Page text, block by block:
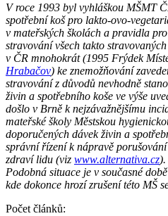
V roce 1993 byl vyhláškou MŠMT
spotřební koš pro lakto-ovo-
v mateřských školách a pravidla
stravování všech takto
v ČR mnohokrát (1995 Frýdek
Hrabačov) ke znemožňování
stravování z důvodů nevhodně
živin a spotřebního koše ve výše
došlo v Brně k nejzávažnějšímu
mateřské školy Městskou
doporučených dávek živin a
správní řízení k nápravě
zdraví lidu (viz www.alternativa.cz).
Podobná situace je v současné
kde dokonce hrozí zrušení této MŠ
Počet článků: